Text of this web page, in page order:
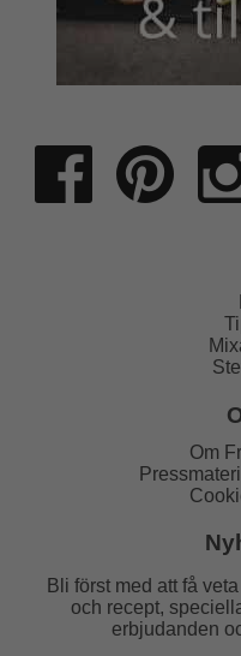
Om
Bli först med att få
och recept,
erbjudanden